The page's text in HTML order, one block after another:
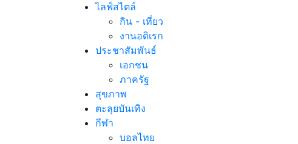
ไลฟ์สไตล์
กิน - เที่ยว
งานอดิเรก
ประชาสัมพันธ์
เอกชน
ภาครัฐ
สุขภาพ
ตะลุยบันเทิง
กีฬา
บอลไทย